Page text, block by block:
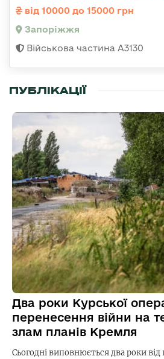
від 10000 до 15000 грн
Запоріжжя
Військова частина А3130
ПУБЛІКАЦІЇ
Два роки Курської
перенесення війни на
злам планів Кремля
Сьогодні виповнюється два роки від